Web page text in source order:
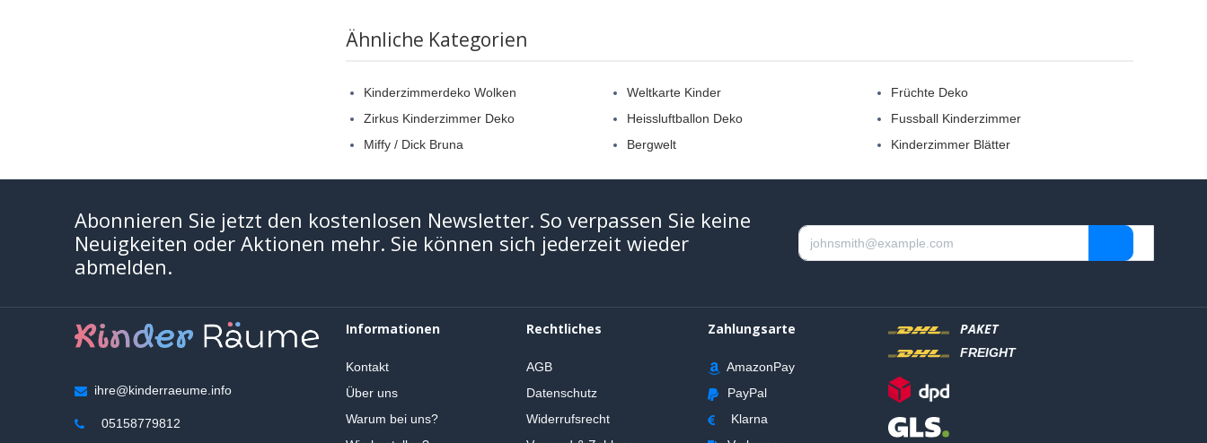
Ähnliche Kategorien
Kinderzimmerdeko Wolken
Zirkus Kinderzimmer Deko
Miffy / Dick Bruna
Weltkarte Kinder
Heissluftballon Deko
Bergwelt
Früchte Deko
Fussball Kinderzimmer
Kinderzimmer Blätter
Abonnieren Sie jetzt den kostenlosen Newsletter. So verpassen Sie keine
Neuigkeiten oder Aktionen mehr. Sie können sich jederzeit wieder
abmelden.
ihre@kinderraeume.info
05158779812
Informationen
Kontakt
Über uns
Warum bei uns?
Rechtliches
AGB
Datenschutz
Widerrufsrecht
Zahlungsarte
AmazonPay
PayPal
Klarna
PAKET
FREIGHT